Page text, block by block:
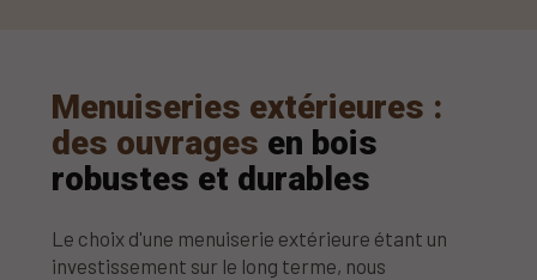
Menuiseries extérieures :
des ouvrages en bois
robustes et durables
Le choix d'une menuiserie extérieure étant un
investissement sur le long terme, nous